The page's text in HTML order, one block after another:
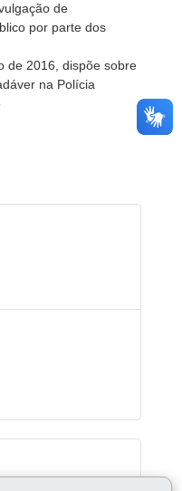
de
por parte dos
de 2016, dispõe sobre
na Polícia